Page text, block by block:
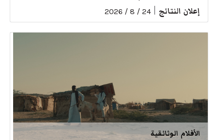
إعلان النتائج 24 / 8 / 2026
الأفلام الوثائقية